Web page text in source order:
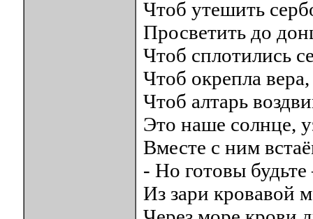
Чтоб утешить
Просветить до
Чтоб сплотились
Чтоб окрепла
Чтоб алтарь
Это наше солнце,
Вместе с ним
- Но готовы
Из зари кровавой